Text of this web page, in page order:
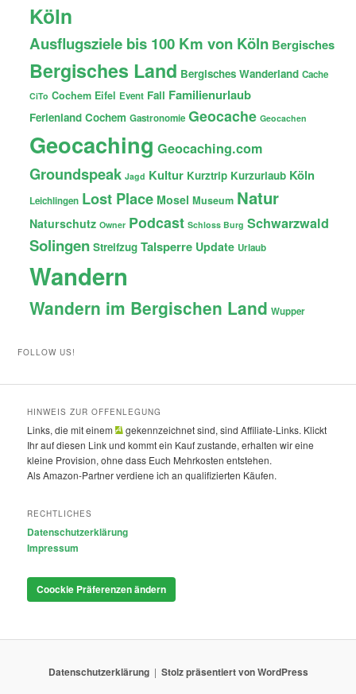
Köln
Ausflugsziele bis 100 Km von Köln Bergisches
Bergisches Land Bergisches Wanderland Cache
CiTo Cochem Eifel Event Fail Familienurlaub
Ferienland Cochem Gastronomie Geocache Geocachen
Geocaching Geocaching.com
Groundspeak Jagd Kultur Kurztrip Kurzurlaub Köln
Leichlingen Lost Place Mosel Museum Natur
Naturschutz Owner Podcast Schloss Burg Schwarzwald
Solingen Streifzug Talsperre Update Urlaub
Wandern
Wandern im Bergischen Land Wupper
FOLLOW US!
HINWEIS ZUR OFFENLEGUNG
Links, die mit einem
gekennzeichnet sind, sind Affiliate-Links. Klickt
Ihr auf diesen Link und kommt ein Kauf zustande, erhalten wir eine
kleine Provision, ohne dass Euch Mehrkosten entstehen.
Als Amazon-Partner verdiene ich an qualifizierten Käufen.
RECHTLICHES
Datenschutzerklärung
Impressum
Coockie Präferenzen ändern
Datenschutzerklärung Stolz präsentiert von WordPress